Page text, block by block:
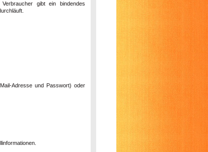
gibt ein bindendes
Adresse und Passwort) oder